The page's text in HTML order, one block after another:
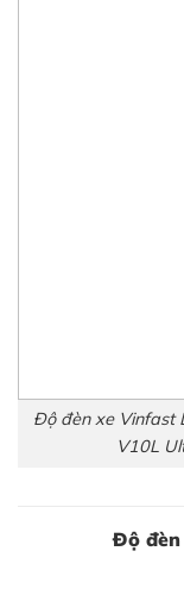
Độ đèn xe Vinfast
V10L
Độ đèn